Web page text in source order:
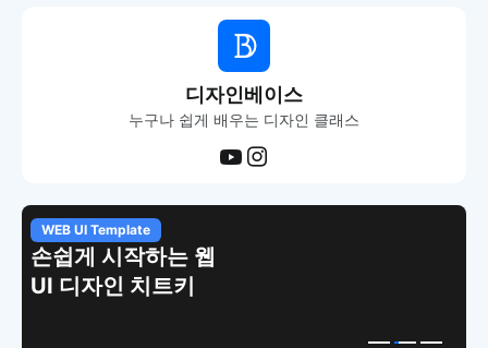
디자인베이스
누구나 쉽게 배우는 디자인 클래스
WEB UI Template
손쉽게 시작하는 웹
UI 디자인 치트키